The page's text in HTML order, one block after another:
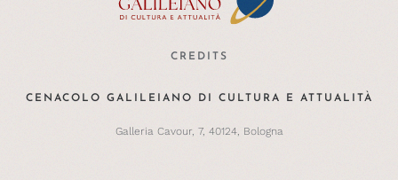
CREDITS
CENACOLO GALILEIANO DI CULTURA E ATTUALITÀ
Galleria Cavour, 7, 40124, Bologna